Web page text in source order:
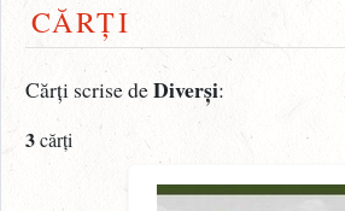
CĂRȚI
Cărți scrise deDiverși:
3cărți